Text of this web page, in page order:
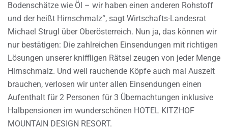
Bodenschätze wie Öl – wir haben einen anderen Rohstoff
und der heißt Hirnschmalz“, sagt Wirtschafts-Landesrat
Michael Strugl über Oberösterreich. Nun ja, das können wir
nur bestätigen: Die zahlreichen Einsendungen mit richtigen
Lösungen unserer kniffligen Rätsel zeugen von jeder Menge
Hirnschmalz. Und weil rauchende Köpfe auch mal Auszeit
brauchen, verlosen wir unter allen Einsendungen einen
Aufenthalt für 2 Personen für 3 Übernachtungen inklusive
Halbpensionen im wunderschönen HOTEL KITZHOF
MOUNTAIN DESIGN RESORT.